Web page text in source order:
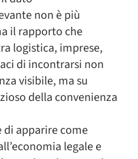
non è più
il rapporto che
logistica, imprese,
di incontrarsi non
visibile, ma su
della convenienza
apparire come
legale e